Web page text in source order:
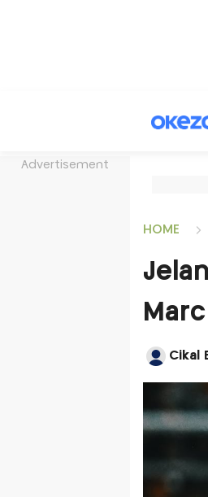
Advertisement
HOME
Cikal